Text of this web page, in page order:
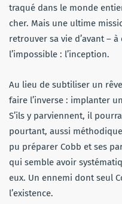
traqué dans le monde
cher. Mais une ultime
retrouver sa vie d’avant –
l’impossible : l’inception.
Au lieu de subtiliser un
faire l’inverse : implanter
S’ils y parviennent, il
pourtant, aussi
pu préparer Cobb et ses
qui semble avoir
eux. Un ennemi dont seul
l’existence.